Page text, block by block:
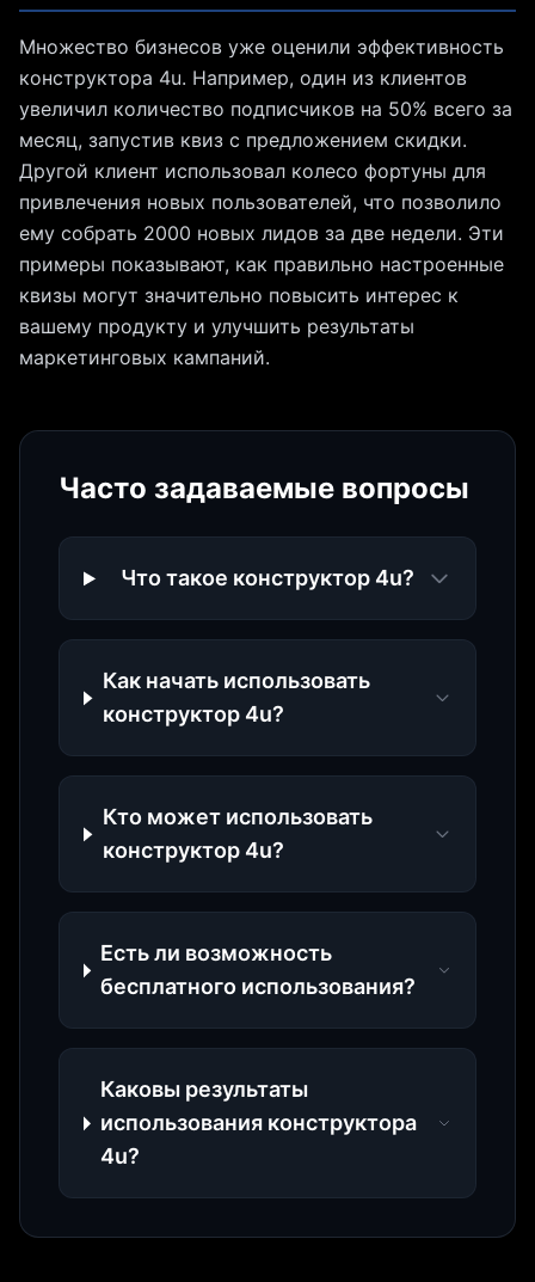
Множество бизнесов уже оценили эффективность
конструктора 4u. Например, один из клиентов
увеличил количество подписчиков на 50% всего за
месяц, запустив квиз с предложением скидки.
Другой клиент использовал колесо фортуны для
привлечения новых пользователей, что позволило
ему собрать 2000 новых лидов за две недели. Эти
примеры показывают, как правильно настроенные
квизы могут значительно повысить интерес к
вашему продукту и улучшить результаты
маркетинговых кампаний.
Часто задаваемые вопросы
Что такое конструктор 4u?
Как начать использовать
конструктор 4u?
Кто может использовать
конструктор 4u?
Есть ли возможность
бесплатного использования?
Каковы результаты
использования конструктора
4u?